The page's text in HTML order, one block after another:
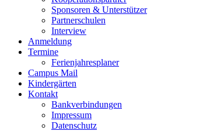
Sponsoren & Unterstützer
Partnerschulen
Interview
Anmeldung
Termine
Ferienjahresplaner
Campus Mail
Kindergärten
Kontakt
Bankverbindungen
Impressum
Datenschutz